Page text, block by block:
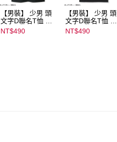
【男裝】 少男 頭
文字D聯名T恤 ｜
07102B01232000
15434
NT$490
【男裝】 少男 頭
文字D聯名T恤 ｜
07102B01232000
15437
NT$490